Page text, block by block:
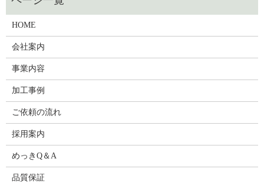
HOME
会社案内
事業内容
加工事例
ご依頼の流れ
採用案内
めっきQ＆A
品質保証